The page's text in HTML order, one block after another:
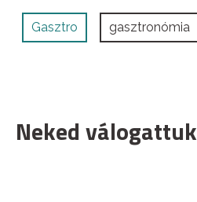
Gasztro gasztronómia
Neked válogattuk